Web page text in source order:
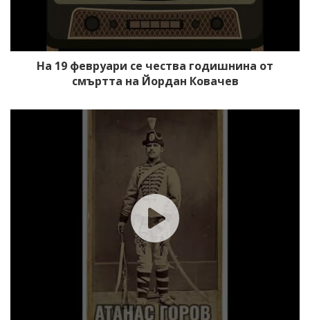
На 19 февруари се чества годишнина от
смъртта на Йордан Ковачев